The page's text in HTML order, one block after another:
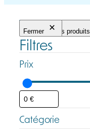
Filtrer les produits
Fermer
Filtres
Prix
Catégorie